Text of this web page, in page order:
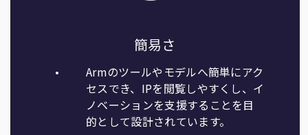
簡易さ
Armのツールやモデルへ簡単にアク
セスでき、IPを閲覧しやすくし、イ
ノベーションを支援することを目
的として設計されています。